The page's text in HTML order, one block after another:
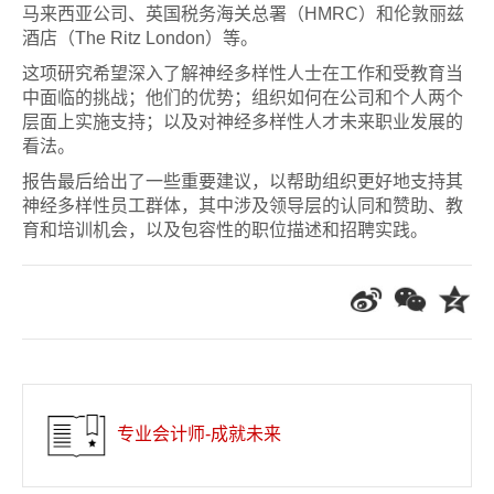
马来西亚公司、英国税务海关总署（HMRC）和伦敦丽兹
酒店（The Ritz London）等。
这项研究希望深入了解神经多样性人士在工作和受教育当
中面临的挑战；他们的优势；组织如何在公司和个人两个
层面上实施支持；以及对神经多样性人才未来职业发展的
看法。
报告最后给出了一些重要建议，以帮助组织更好地支持其
神经多样性员工群体，其中涉及领导层的认同和赞助、教
育和培训机会，以及包容性的职位描述和招聘实践。
专业会计师-成就未来